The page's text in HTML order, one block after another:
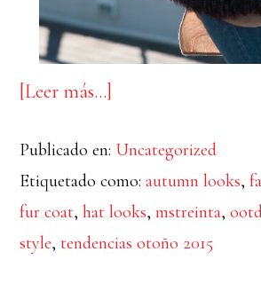
[Leer más…]
On
the
bridge
Publicado en: Uncategorized
Etiquetado como:autumn looks,
fur coat,hat looks,mstreinta,
style, tendencias otoño 2015